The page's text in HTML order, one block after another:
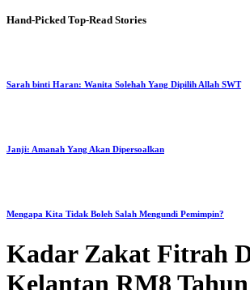
Hand-Picked Top-Read Stories
Sarah binti Haran: Wanita Solehah Yang Dipilih Allah SWT
Janji: Amanah Yang Akan Dipersoalkan
Mengapa Kita Tidak Boleh Salah Mengundi Pemimpin?
Kadar Zakat Fitrah
Kelantan RM8